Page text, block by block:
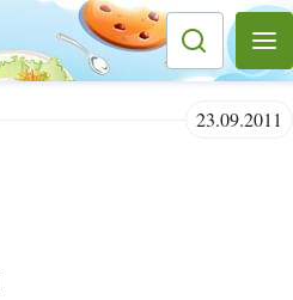
23.09.2011